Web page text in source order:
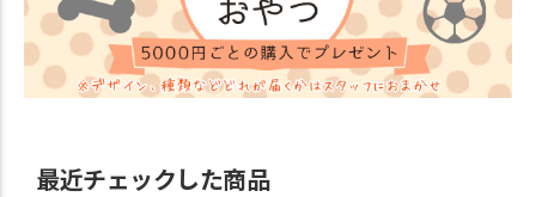
最近チェックした商品